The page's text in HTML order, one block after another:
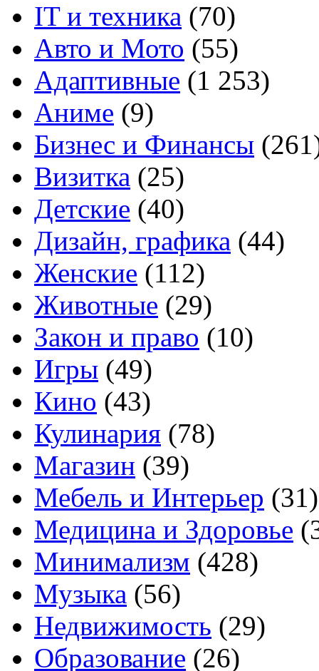
IT и техника (70)
Авто и Мото (55)
Адаптивные (1 253)
Аниме (9)
Бизнес и Финансы
Визитка (25)
Детские (40)
Дизайн, графика (44)
Женские (112)
Животные (29)
Закон и право (10)
Игры (49)
Кино (43)
Кулинария (78)
Магазин (39)
Мебель и Интерьер (31)
Медицина и Здоровье
Минимализм (428)
Музыка (56)
Недвижимость (29)
Образование (26)